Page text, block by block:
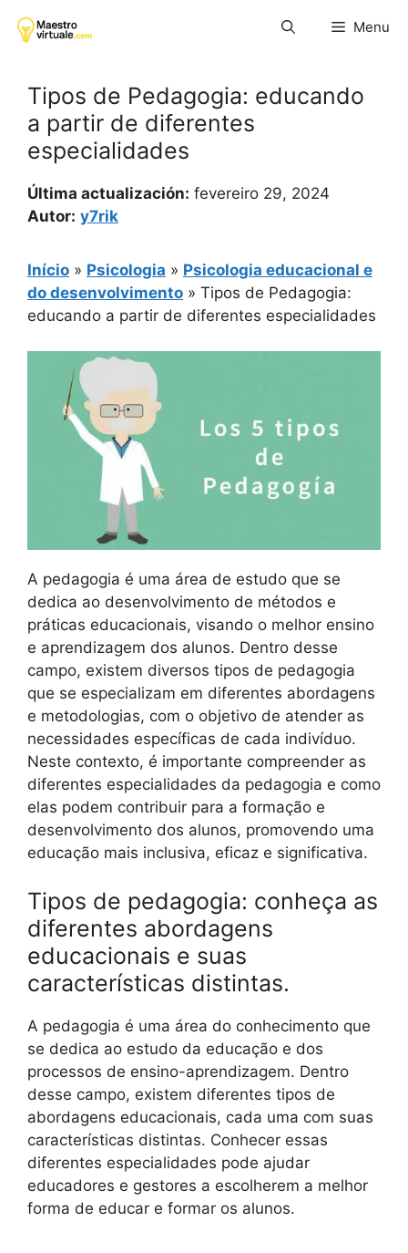
para
Menu
Tipos de Pedagogia: educando
a partir de diferentes
especialidades
Última actualización: fevereiro 29, 2024
Autor: y7rik
Início » Psicologia » Psicologia educacional e
do desenvolvimento » Tipos de Pedagogia:
educando a partir de diferentes especialidades
A pedagogia é uma área de estudo que se
dedica ao desenvolvimento de métodos e
práticas educacionais, visando o melhor ensino
e aprendizagem dos alunos. Dentro desse
campo, existem diversos tipos de pedagogia
que se especializam em diferentes abordagens
e metodologias, com o objetivo de atender as
necessidades específicas de cada indivíduo.
Neste contexto, é importante compreender as
diferentes especialidades da pedagogia e como
elas podem contribuir para a formação e
desenvolvimento dos alunos, promovendo uma
educação mais inclusiva, eficaz e significativa.
Tipos de pedagogia: conheça as
diferentes abordagens
educacionais e suas
características distintas.
A pedagogia é uma área do conhecimento que
se dedica ao estudo da educação e dos
processos de ensino-aprendizagem. Dentro
desse campo, existem diferentes tipos de
abordagens educacionais, cada uma com suas
características distintas. Conhecer essas
diferentes especialidades pode ajudar
educadores e gestores a escolherem a melhor
forma de educar e formar os alunos.